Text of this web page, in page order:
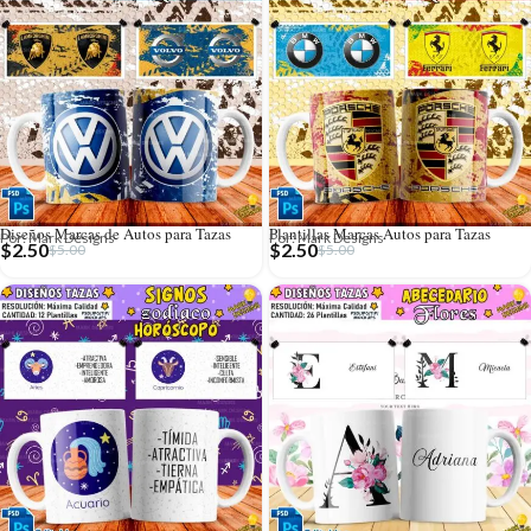
Diseños Marcas de Autos para Tazas
Por: Mark Designs
$5.00
$2.50
Plantillas Marcas Autos para Tazas
Por: Mark Designs
$5.00
$2.50